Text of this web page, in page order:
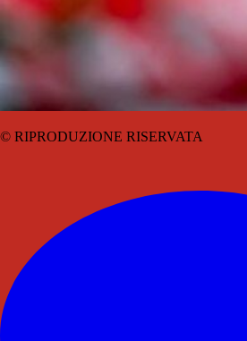
© RIPRODUZIONE RISERVATA